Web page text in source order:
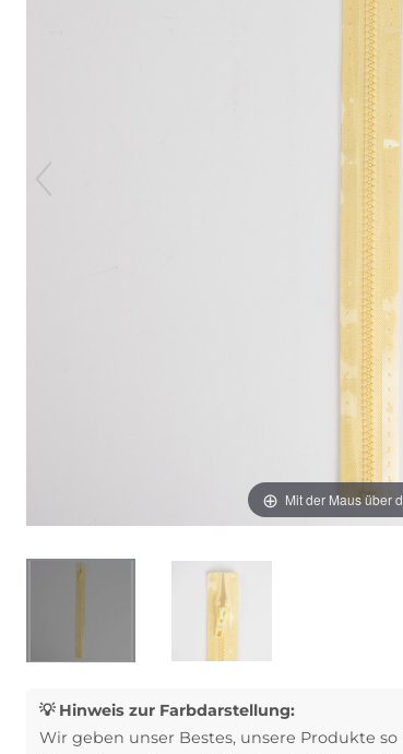
Mit der Maus über
💡 Hinweis zur Farbdarstellung:
Wir geben unser Bestes, unsere Produkte